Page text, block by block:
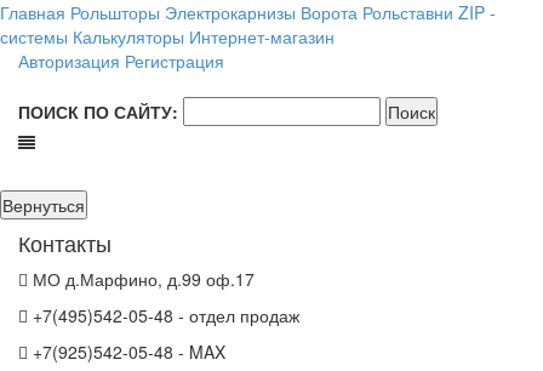
Главная Рольшторы Электрокарнизы Ворота Рольставни ZIP -
системы Калькуляторы Интернет-магазин
Авторизация Регистрация
ПОИСК ПО САЙТУ:
Контакты
МО д.Марфино, д.99 оф.17
+7(495)542-05-48 - отдел продаж
+7(925)542-05-48 - MAX